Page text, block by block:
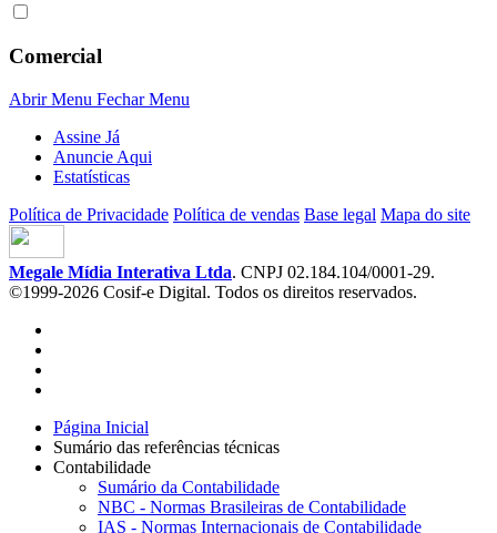
Comercial
Abrir Menu Fechar Menu
Assine Já
Anuncie Aqui
Estatísticas
Política de Privacidade Política de vendas Base legal Mapa do site
Megale Mídia Interativa Ltda. CNPJ 02.184.104/0001-29.
©1999-2026 Cosif-e Digital. Todos os direitos reservados.
Página Inicial
Sumário das referências técnicas
Contabilidade
Sumário da Contabilidade
NBC - Normas Brasileiras de Contabilidade
IAS - Normas Internacionais de Contabilidade